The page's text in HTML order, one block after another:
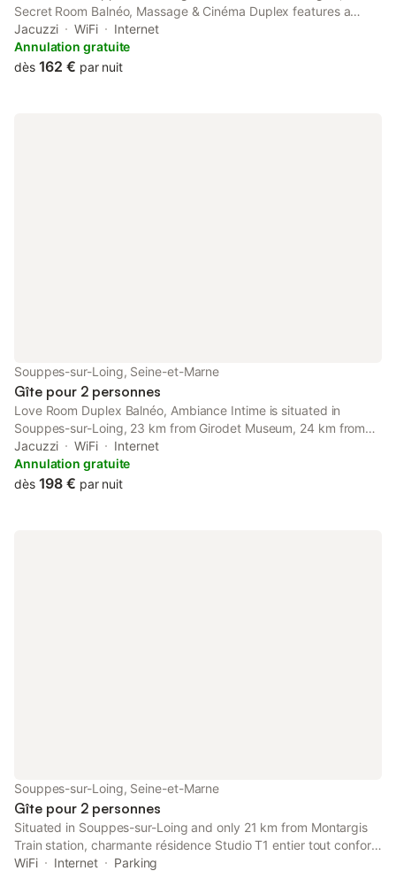
Secret Room Balnéo, Massage & Cinéma Duplex features a
terrace. The property is located 22 km from Montargis Train
station, 23 km from Girodet Museum and 24 km from Lake of
Closiers.
Jacuzzi WiFi
Internet
Annulation gratuite
dès 162 € par nuit
Souppes-sur-Loing, Seine-et-Marne
Gîte pour 2 personnes
Love Room Duplex Balnéo, Ambiance Intime is situated in
Souppes-sur-Loing, 23 km from Girodet Museum, 24 km from
Lake of Closiers, and 27 km from Château de Fontainebleau.
Jacuzzi WiFi
Internet
Annulation gratuite
dès 198 € par nuit
Souppes-sur-Loing, Seine-et-Marne
Gîte pour 2 personnes
Situated in Souppes-sur-Loing and only 21 km from Montargis
Train station, charmante résidence Studio T1 entier tout confort
features accommodation with garden views, free WiFi and free
WiFi Internet
Parking